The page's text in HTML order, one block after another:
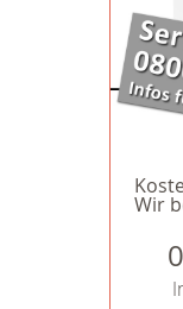
Wir